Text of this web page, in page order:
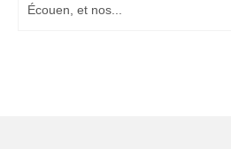
Écouen, et nos...